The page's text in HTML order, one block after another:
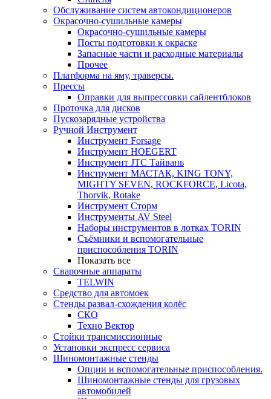
Обслуживание систем автокондиционеров
Окрасочно-сушильные камеры
Окрасочно-сушильные камеры
Посты подготовки к окраске
Запасные части и расходные материалы
Прочее
Платформа на яму, траверсы.
Прессы
Оправки для выпрессовки сайлентблоков
Проточка для дисков
Пускозарядные устройства
Ручной Инструмент
Инструмент Forsage
Инструмент HOEGERT
Инструмент JTC Тайвань
Инструмент МАСТАК, KING TONY,
MIGHTY SEVEN, ROCKFORCE, Licota,
Thorvik, Rotake
Инструмент Сторм
Инструменты AV Steel
Наборы инструментов в лотках TORIN
Съёмники и вспомогательные
приспособления TORIN
Показать все
Сварочные аппараты
TELWIN
Средство для автомоек
Стенды развал-схождения колёс
СКО
Техно Вектор
Стойки трансмиссионные
Установки экспресс сервиса
Шиномонтажные стенды
Опции и вспомогательные приспособления.
Шиномонтажные стенды для грузовых
автомобилей